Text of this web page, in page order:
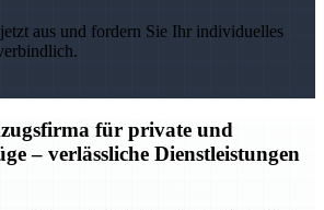
aus und fordern Sie Ihr individuelles
für private und
– verlässliche Dienstleistungen